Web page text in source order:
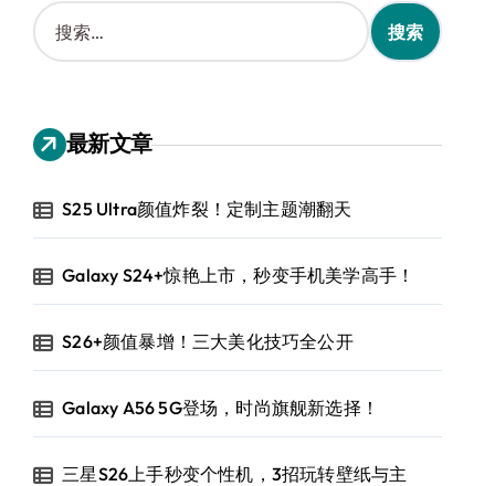
搜
索
：
最新文章
S25 Ultra颜值炸裂！定制主题潮翻天
Galaxy S24+惊艳上市，秒变手机美学高手！
S26+颜值暴增！三大美化技巧全公开
Galaxy A56 5G登场，时尚旗舰新选择！
三星S26上手秒变个性机，3招玩转壁纸与主